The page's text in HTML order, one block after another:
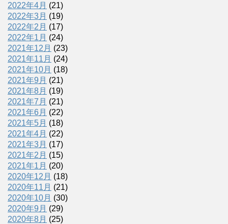
2022年4月 (21)
2022年3月 (19)
2022年2月 (17)
2022年1月 (24)
2021年12月 (23)
2021年11月 (24)
2021年10月 (18)
2021年9月 (21)
2021年8月 (19)
2021年7月 (21)
2021年6月 (22)
2021年5月 (18)
2021年4月 (22)
2021年3月 (17)
2021年2月 (15)
2021年1月 (20)
2020年12月 (18)
2020年11月 (21)
2020年10月 (30)
2020年9月 (29)
2020年8月 (25)